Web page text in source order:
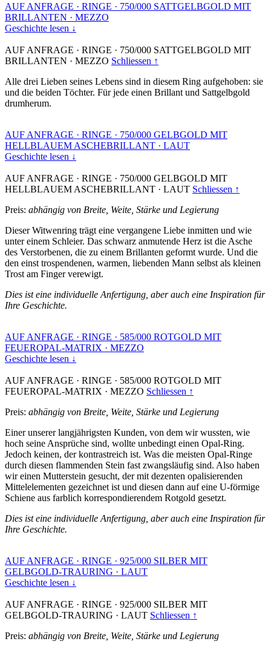
AUF ANFRAGE · RINGE · 750/000 SATTGELBGOLD MIT
BRILLANTEN · MEZZO
Geschichte lesen ↓
AUF ANFRAGE · RINGE · 750/000 SATTGELBGOLD MIT
BRILLANTEN · MEZZO Schliessen ↑
Alle drei Lieben seines Lebens sind in diesem Ring aufgehoben: sie
und die beiden Töchter. Für jede einen Brillant und Sattgelbgold
drumherum.
AUF ANFRAGE · RINGE · 750/000 GELBGOLD MIT
HELLBLAUEM ASCHEBRILLANT · LAUT
Geschichte lesen ↓
AUF ANFRAGE · RINGE · 750/000 GELBGOLD MIT
HELLBLAUEM ASCHEBRILLANT · LAUT Schliessen ↑
Preis: abhängig von Breite, Weite, Stärke und Legierung
Dieser Witwenring trägt eine vergangene Liebe inmitten und wie
unter einem Schleier. Das schwarz anmutende Herz ist die Asche
des Verstorbenen, die zu einem Brillanten geformt wurde. Und die
den einst trospendenen, warmen, liebenden Mann selbst als kleinen
Trost am Finger verewigt.
Dies ist eine individuelle Anfertigung, aber auch eine Inspiration für
Ihre Geschichte.
AUF ANFRAGE · RINGE · 585/000 ROTGOLD MIT
FEUEROPAL-MATRIX · MEZZO
Geschichte lesen ↓
AUF ANFRAGE · RINGE · 585/000 ROTGOLD MIT
FEUEROPAL-MATRIX · MEZZO Schliessen ↑
Preis: abhängig von Breite, Weite, Stärke und Legierung
Einer unserer langjährigsten Kunden, von dem wir wussten, wie
hoch seine Ansprüche sind, wollte unbedingt einen Opal-Ring.
Jedoch keinen, der kontrastreich ist. Was die meisten Opal-Ringe
durch diesen flammenden Stein fast zwangsläufig sind. Also haben
wir einen Mutterstein gesucht, der mit dezenten opalisierenden
Mittelelementen gezeichnet ist und diesen dann auf eine U-förmige
Schiene aus farblich korrespondierendem Rotgold gesetzt.
Dies ist eine individuelle Anfertigung, aber auch eine Inspiration für
Ihre Geschichte.
AUF ANFRAGE · RINGE · 925/000 SILBER MIT
GELBGOLD-TRAURING · LAUT
Geschichte lesen ↓
AUF ANFRAGE · RINGE · 925/000 SILBER MIT
GELBGOLD-TRAURING · LAUT Schliessen ↑
Preis: abhängig von Breite, Weite, Stärke und Legierung